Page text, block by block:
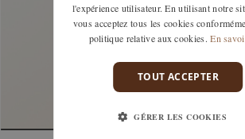
l'expérience utilisateur. En utilisant notre
vous acceptez tous les cookies
politique relative aux cookies. En
TOUT ACCEPTER
GÉRER LES COOKIES